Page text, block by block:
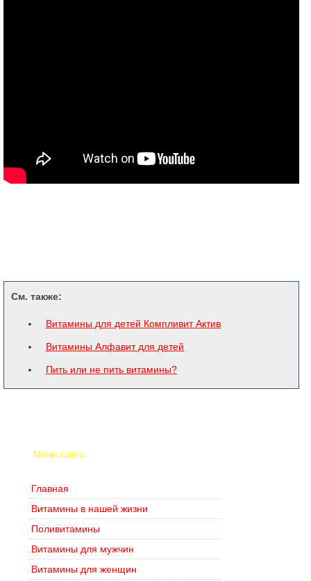
См. также:
Витамины для детей Компливит Актив
Витамины Алфавит для детей
Пить или не пить витамины?
Меню сайта
Главная
Витамины в нашей жизни
Поливитамины
Витамины для мужчин
Витамины для женщин